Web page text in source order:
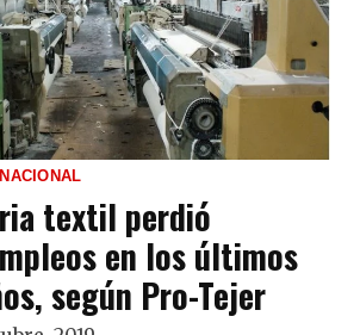
textil perdió
en los últimos
según Pro-Tejer